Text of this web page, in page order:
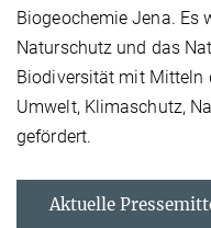
Biogeochemie Jena. Es
Naturschutz und das
Biodiversität mit Mitteln
Umwelt, Klimaschutz,
gefördert.
Aktuelle